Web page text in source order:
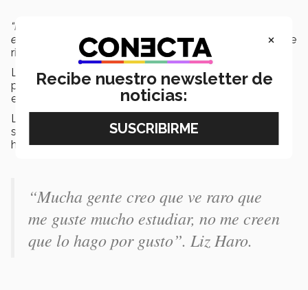
“Mucha gente creo que ve raro que me guste mucho
estudiar, no me creen que lo hago por gusto"
dijo Liz entre
risas.
Liz actualmente forma parte del equipo de robótica, es
presidenta de un grupo estudiantil de lectura y además
es parte de la
8va. Generación de Embajadores Tec.
Liz compartió que está muy agradecida con el TEC y
sus profesores por apoyarla en las oportunidades que
ha tenido.
“Mucha gente creo que ve raro que
me guste mucho estudiar, no me creen
que lo hago por gusto”. Liz Haro.
×
Recibe nuestro newsletter de
noticias: